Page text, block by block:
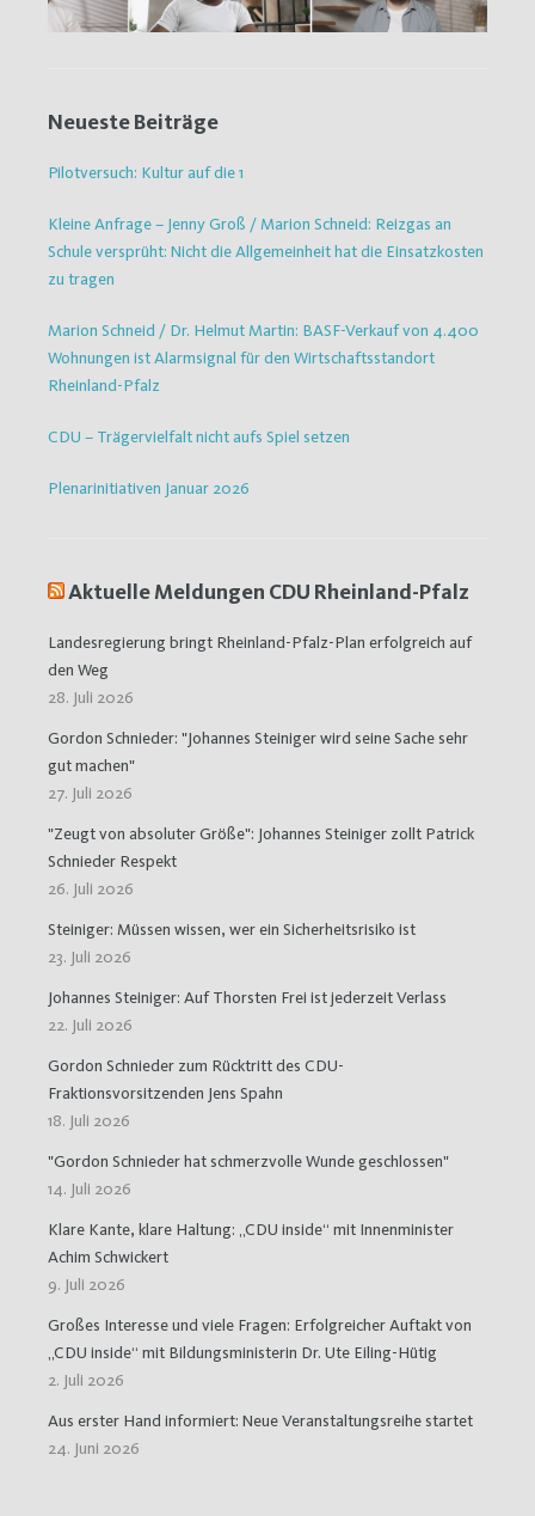
Neueste Beiträge
Pilotversuch: Kultur auf die 1
Kleine Anfrage – Jenny Groß / Marion Schneid: Reizgas an
Schule versprüht: Nicht die Allgemeinheit hat die Einsatzkosten
zu tragen
Marion Schneid / Dr. Helmut Martin: BASF-Verkauf von 4.400
Wohnungen ist Alarmsignal für den Wirtschaftsstandort
Rheinland-Pfalz
CDU – Trägervielfalt nicht aufs Spiel setzen
Plenarinitiativen Januar 2026
Aktuelle Meldungen CDU Rheinland-Pfalz
Landesregierung bringt Rheinland-Pfalz-Plan erfolgreich auf
den Weg
28. Juli 2026
Gordon Schnieder: "Johannes Steiniger wird seine Sache sehr
gut machen"
27. Juli 2026
"Zeugt von absoluter Größe": Johannes Steiniger zollt Patrick
Schnieder Respekt
26. Juli 2026
Steiniger: Müssen wissen, wer ein Sicherheitsrisiko ist
23. Juli 2026
Johannes Steiniger: Auf Thorsten Frei ist jederzeit Verlass
22. Juli 2026
Gordon Schnieder zum Rücktritt des CDU-
Fraktionsvorsitzenden Jens Spahn
18. Juli 2026
"Gordon Schnieder hat schmerzvolle Wunde geschlossen"
14. Juli 2026
Klare Kante, klare Haltung: „CDU inside“ mit Innenminister
Achim Schwickert
9. Juli 2026
Großes Interesse und viele Fragen: Erfolgreicher Auftakt von
„CDU inside“ mit Bildungsministerin Dr. Ute Eiling-Hütig
2. Juli 2026
Aus erster Hand informiert: Neue Veranstaltungsreihe startet
24. Juni 2026